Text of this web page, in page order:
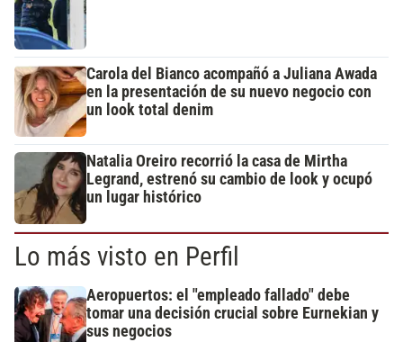
Carola del Bianco acompañó a Juliana Awada
en la presentación de su nuevo negocio con
un look total denim
Natalia Oreiro recorrió la casa de Mirtha
Legrand, estrenó su cambio de look y ocupó
un lugar histórico
Lo más visto en Perfil
Aeropuertos: el "empleado fallado" debe
tomar una decisión crucial sobre Eurnekian y
sus negocios